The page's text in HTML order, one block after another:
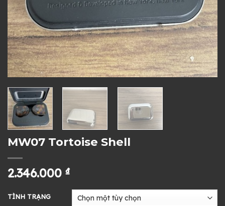
MW07 Tortoise Shell
2.346.000 ₫
TÌNH TRẠNG